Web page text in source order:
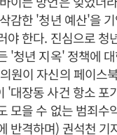
감한 '청년 예산'을
야 한다. 진심으로 청
'청년 지옥' 정책에
원이 자신의 페이스
'대장동 사건 항소 포
모을 수 없는 범죄수
반격하며) 권석천 기